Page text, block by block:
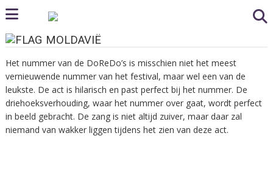
MOLDAVIË
Het nummer van de DoReDo’s is misschien niet het meest
vernieuwende nummer van het festival, maar wel een van de
leukste. De act is hilarisch en past perfect bij het nummer. De
driehoeksverhouding, waar het nummer over gaat, wordt perfect
in beeld gebracht. De zang is niet altijd zuiver, maar daar zal
niemand van wakker liggen tijdens het zien van deze act.